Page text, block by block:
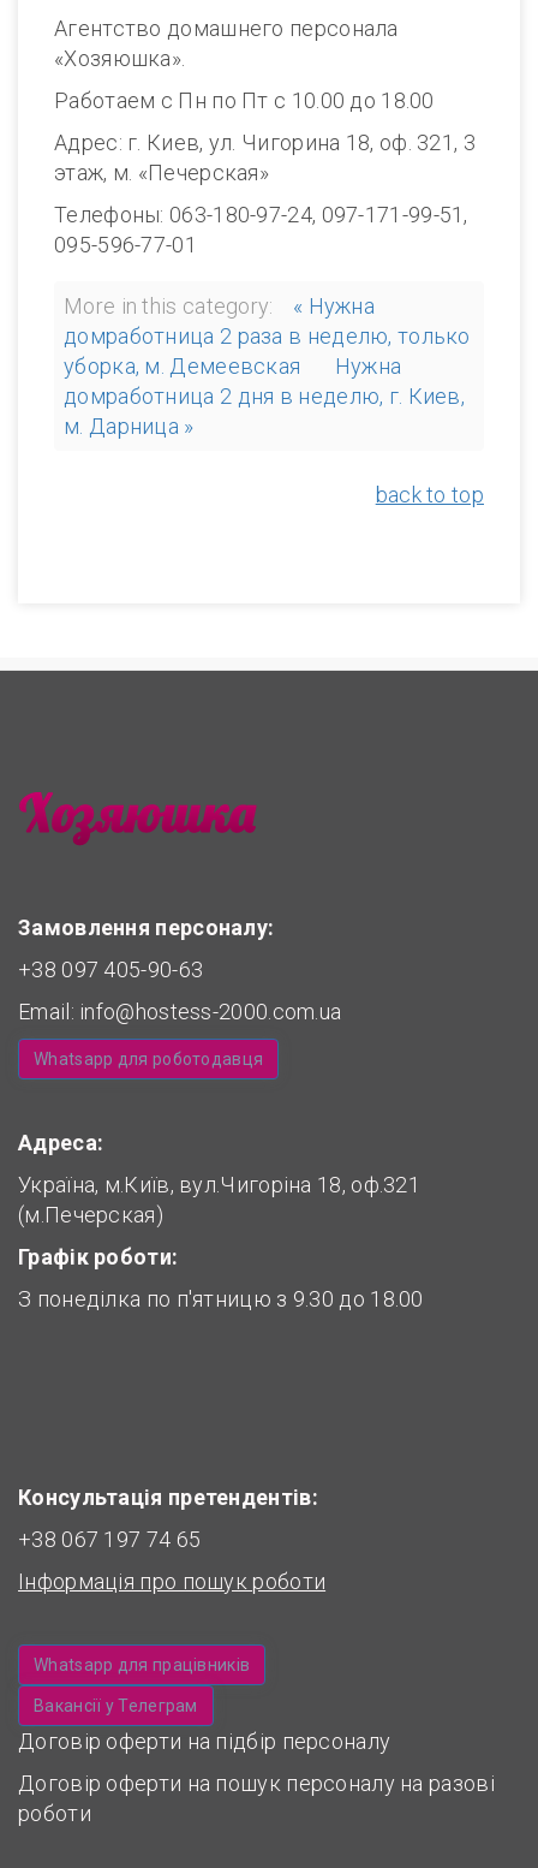
Агентство домашнего персонала
«Хозяюшка».
Работаем с Пн по Пт с 10.00 до 18.00
Адрес: г. Киев, ул. Чигорина 18, оф. 321, 3
этаж, м. «Печерская»
Телефоны: 063-180-97-24, 097-171-99-51,
095-596-77-01
More in this category:
« Нужна
домработница 2 раза в неделю, только
уборка, м. Демеевская
Нужна
домработница 2 дня в неделю, г. Киев,
м. Дарница »
back to top
Замовлення персоналу:
+38 097 405-90-63
Email: info@hostess-2000.com.ua
Whatsapp для роботодавця
Адреса:
Україна, м.Київ, вул.Чигоріна 18, оф.321
(м.Печерская)
Графік роботи:
З понеділка по п'ятницю з 9.30 до 18.00
Консультація претендентів:
+38 067 197 74 65
Інформація про пошук роботи
Whatsapp для працівників
Вакансії у Телеграм
Договір оферти на підбір персоналу
Договір оферти на пошук персоналу на разові
роботи